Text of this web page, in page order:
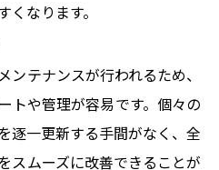
なります。
ンテナンスが行われるため、
トや管理が容易です。個々の
逐一更新する手間がなく、全
スムーズに改善できることが